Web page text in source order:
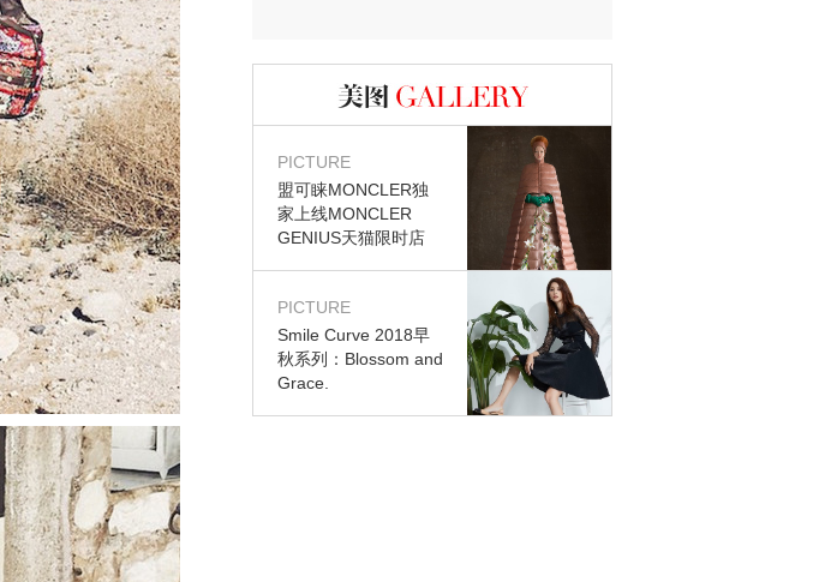
图库
PICTURE
盟可睐MONCLER独
家上线MONCLER
GENIUS天猫限时店
PICTURE
Smile Curve 2018早
秋系列：Blossom and
Grace.